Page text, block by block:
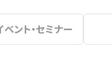
ベント・セミナー